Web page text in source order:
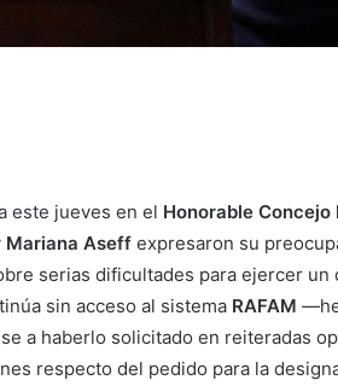
este jueves en el Honorable
Mariana Aseff expresaron su
serias dificultades para ejercer un
sin acceso al sistema RAFAM
a haberlo solicitado en reiteradas
respecto del pedido para la